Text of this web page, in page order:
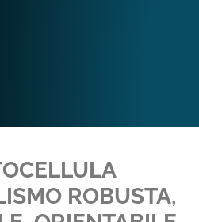
ROBUSTA,